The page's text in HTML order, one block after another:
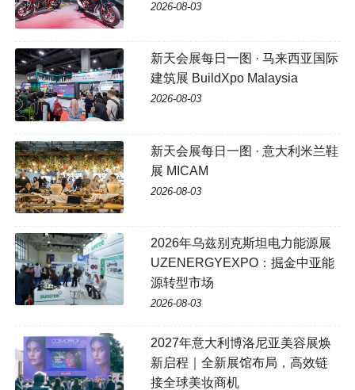
2026-08-03
新天会展每日一图 · 马来西亚国际
建筑展 BuildXpo Malaysia
2026-08-03
新天会展每日一图 · 意大利米兰鞋
展 MICAM
2026-08-03
2026年乌兹别克斯坦电力能源展
UZENERGYEXPO：掘金中亚能
源转型市场
2026-08-03
2027年意大利博洛尼亚美容展焕
新启程｜全新展馆布局，高效链
接全球美妆商机